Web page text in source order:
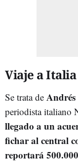
Viaje a Italia
Se trata de Andrés
periodista italiano
llegado a un
fichar al central
reportará